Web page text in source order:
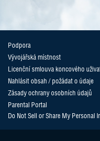
Podpora
Vývojářská místnost
Licenční smlouva koncového
Nahlásit obsah / požádat o údaje
Zásady ochrany osobních údajů
Parental Portal
Do Not Sell or Share My Personal